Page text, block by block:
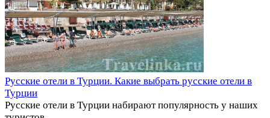
Русские отели в Турции. Какие выбрать русские отели в
Турции
Русские отели в Турции набирают популярность у наших